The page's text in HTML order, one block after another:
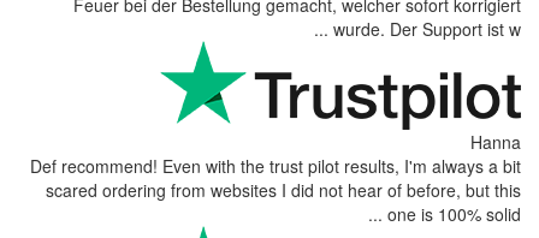
Def recommend! Even with the trust
scared ordering from websites I did